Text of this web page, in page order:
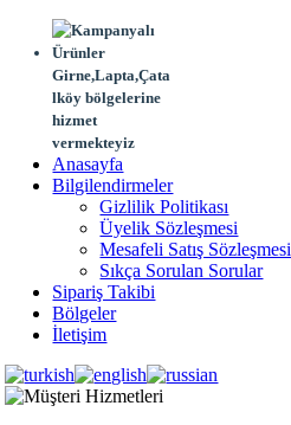
Girne,Lapta,Çata
lköy bölgelerine
hizmet
vermekteyiz
Anasayfa
Bilgilendirmeler
Gizlilik Politikası
Üyelik Sözleşmesi
Mesafeli Satış Sözleşmesi
Sıkça Sorulan Sorular
Sipariş Takibi
Bölgeler
İletişim